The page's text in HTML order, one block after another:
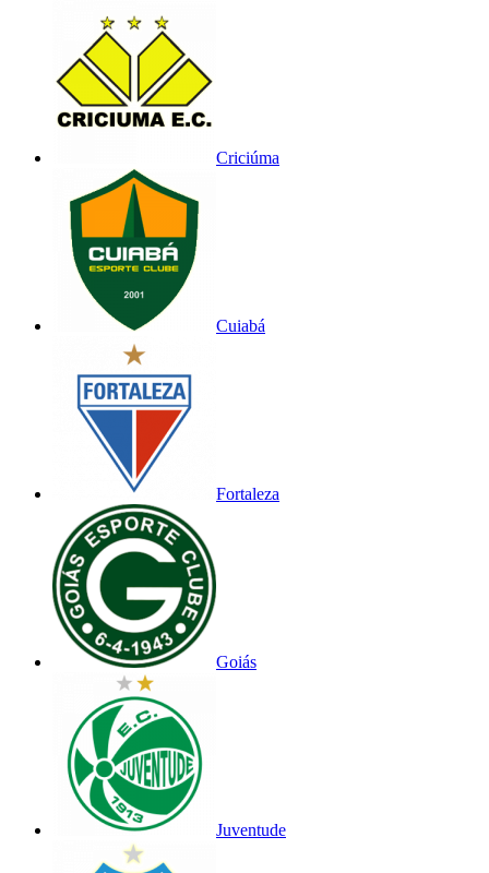
Criciúma
Cuiabá
Fortaleza
Goiás
Juventude